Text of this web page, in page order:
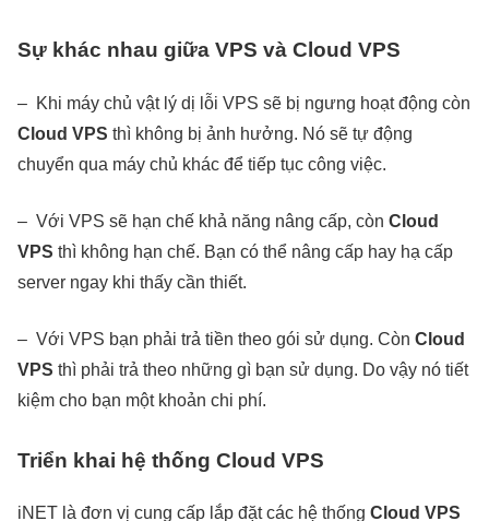
Sự khác nhau giữa VPS và Cloud VPS
– Khi máy chủ vật lý dị lỗi VPS sẽ bị ngưng hoạt động còn
Cloud VPS thì không bị ảnh hưởng. Nó sẽ tự động
chuyển qua máy chủ khác để tiếp tục công việc.
– Với VPS sẽ hạn chế khả năng nâng cấp, còn Cloud
VPS thì không hạn chế. Bạn có thể nâng cấp hay hạ cấp
server ngay khi thấy cần thiết.
– Với VPS bạn phải trả tiền theo gói sử dụng. Còn Cloud
VPS thì phải trả theo những gì bạn sử dụng. Do vậy nó tiết
kiệm cho bạn một khoản chi phí.
Triển khai hệ thống Cloud VPS
iNET là đơn vị cung cấp lắp đặt các hệ thống Cloud VPS